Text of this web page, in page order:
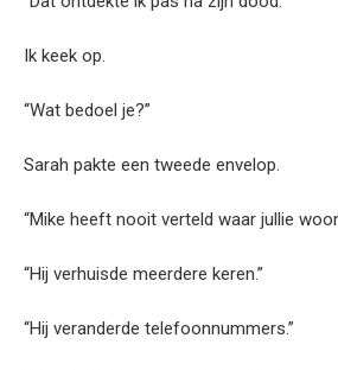
Ik keek op.
“Wat bedoel je?”
Sarah pakte een tweede envelop.
“Mike heeft nooit verteld waar jullie
“Hij verhuisde meerdere keren.”
“Hij veranderde telefoonnummers.”